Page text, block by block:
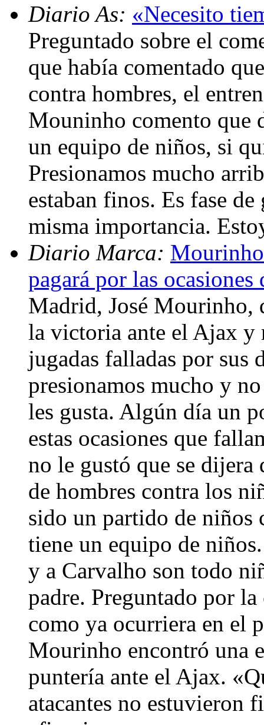
Diario As: «Necesito
Preguntado sobre el
que había comentado
contra hombres, el
Mouninho comento que
un equipo de niños, si
Presionamos mucho
estaban finos. Es fase
misma importancia.
Diario Marca:
pagará por las
Madrid, José Mourinho,
la victoria ante el Ajax y
jugadas falladas por sus
presionamos mucho y
les gusta. Algún día un
estas ocasiones que
no le gustó que se
de hombres contra los
sido un partido de
tiene un equipo de
y a Carvalho son todo
padre. Preguntado por
como ya ocurriera en el
Mourinho encontró una
puntería ante el Ajax.
atacantes no estuvieron